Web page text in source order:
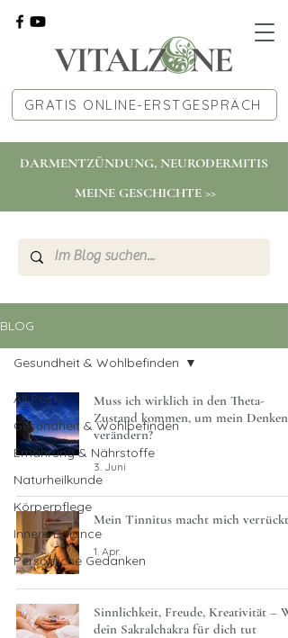
DARMENTZÜNDUNG, NEURODERMITIS
MEINE GESCHICHTE >>
GRATIS ONLINE-ERSTGESPRÄCH
BLOG
All Posts
Gesundheit & Wohlbefinden
Ernährung & Nährstoffe
Naturheilkunde
Körperpflege
Innere Balance
Persönliche Gedanken
Gesundheit & Wohlbefinden
Muss ich wirklich in den Theta-
Zustand kommen, um mein Denken
verändern?
3. Juni
Mein Tinnitus macht mich verrückt
1. Apr.
Sinnlichkeit, Freude, Kreativität –
dein Sakralchakra für dich tut